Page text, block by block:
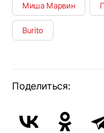
Миша Марвин
Burito
Поделиться: